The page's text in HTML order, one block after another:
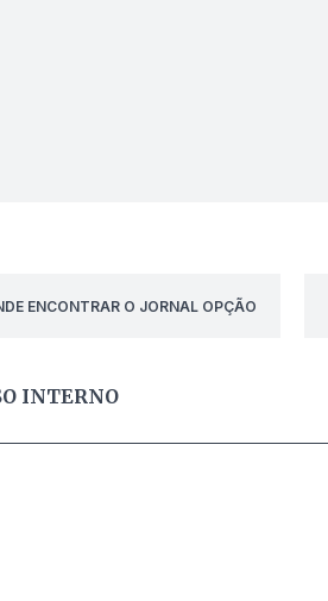
ENCONTRAR O JORNAL OPÇÃO
INTERNO